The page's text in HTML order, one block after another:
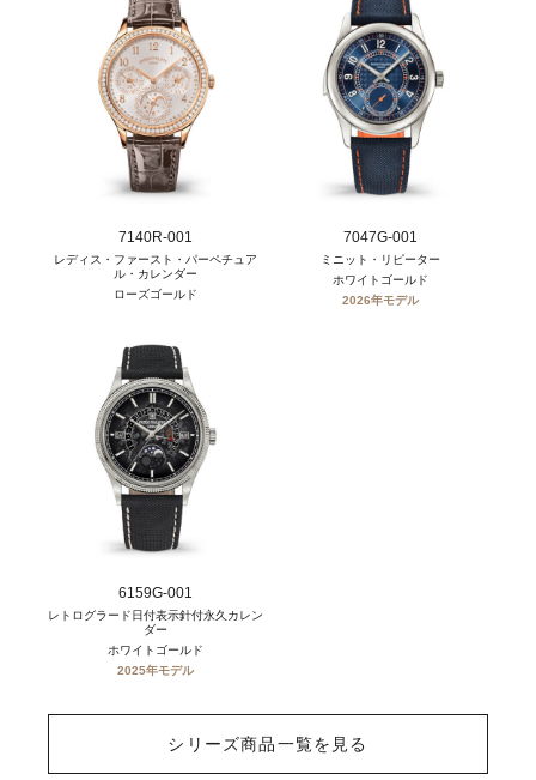
7140R-001
レディス・ファースト・パーペチュア
ル・カレンダー
ローズゴールド
7047G-001
ミニット・リピーター
ホワイトゴールド
2026年モデル
6159G-001
レトログラード日付表示針付永久カレン
ダー
ホワイトゴールド
2025年モデル
シリーズ商品一覧を見る